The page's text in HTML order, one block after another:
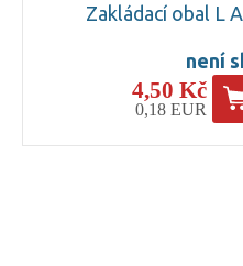
Zakládací obal L
není
4,50 Kč
0,18 EUR